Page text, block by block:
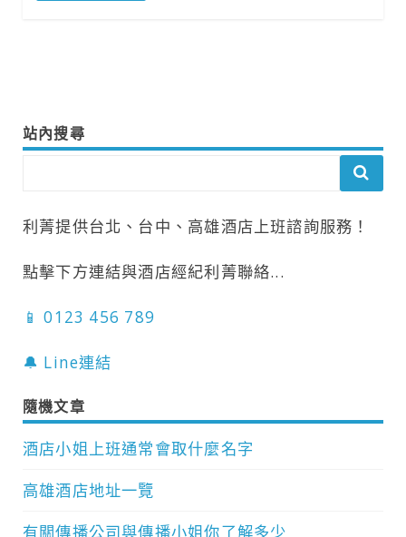
站內搜尋
利菁提供台北、台中、高雄酒店上班諮詢服務！
點擊下方連結與酒店經紀利菁聯絡...
📱 0123 456 789
🔔 Line連結
隨機文章
酒店小姐上班通常會取什麼名字
高雄酒店地址一覽
有關傳播公司與傳播小姐你了解多少